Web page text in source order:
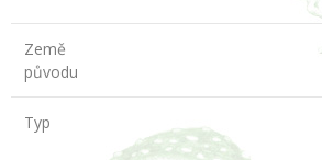
Země
původu
Typ